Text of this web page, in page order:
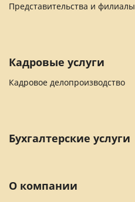
Представительства и филиалы
Кадровые услуги
Кадровое делопроизводство
Бухгалтерские услуги
О компании